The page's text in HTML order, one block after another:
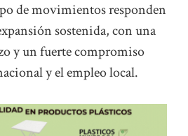
de movimientos responden
sostenida, con una
y un fuerte compromiso
y el empleo local.